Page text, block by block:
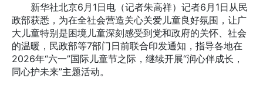
新华社北京6月1日电（记者朱高祥）记者6月1日从民
政部获悉，为在全社会营造关心关爱儿童良好氛围，让广
大儿童特别是困境儿童深刻感受到党和政府的关怀、社会
的温暖，民政部等7部门日前联合印发通知，指导各地在
2026年“六一”国际儿童节之际，继续开展“润心伴成长，
同心护未来”主题活动。